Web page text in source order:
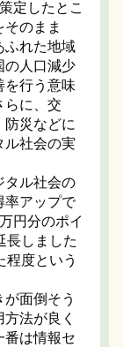
定したとこ
のまま
ふれた地域
の人口減少
を行う意味
らに、交
防災などに
ル社会の実
ル社会の
率アップで
円分のポイ
長しました
程度という
面倒そう
法が良く
番は情報セ